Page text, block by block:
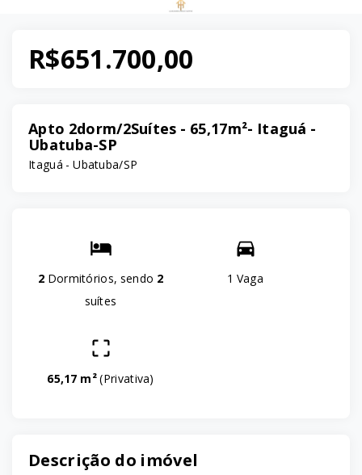
R$651.700,00
Apto 2dorm/2Suítes - 65,17m²- Itaguá -
Ubatuba-SP
Itaguá - Ubatuba/SP
2 Dormitórios, sendo 2
suítes
1 Vaga
65,17 m²(Privativa)
Descrição do imóvel